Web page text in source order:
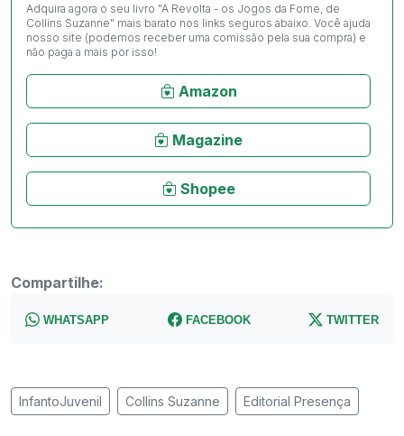
Adquira agora o seu livro "A Revolta - os Jogos da Fome, de
Collins Suzanne" mais barato nos links seguros abaixo. Você ajuda
nosso site (podemos receber uma comissão pela sua compra) e
não paga a mais por isso!
Amazon
Magazine
Shopee
Compartilhe:
WHATSAPP FACEBOOK TWITTER
InfantoJuvenil Collins Suzanne Editorial Presença